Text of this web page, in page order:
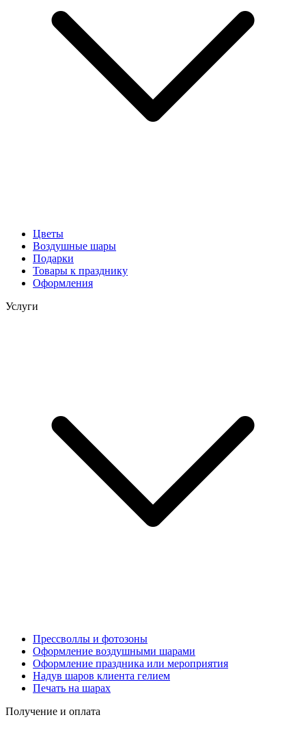
Цветы
Воздушные шары
Подарки
Товары к празднику
Оформления
Услуги
Прессволлы и фотозоны
Оформление воздушными шарами
Оформление праздника или мероприятия
Надув шаров клиента гелием
Печать на шарах
Получение и оплата